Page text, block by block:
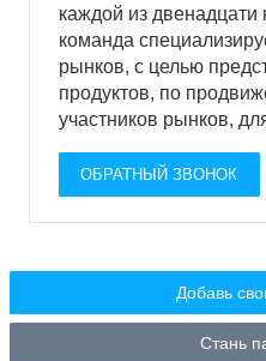
каждой из двенадцати
команда
рынков, с целью
продуктов, по
участников рынков,
ОБРАТНЫЙ ЗВОНОК
Добавь
Стань